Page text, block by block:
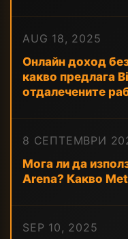
AUG 18, 2025
Онлайн доход
какво предлага
отдалечените
8 СЕПТЕМВРИ
Мога ли да
Arena? Какво
SEP 10, 2025